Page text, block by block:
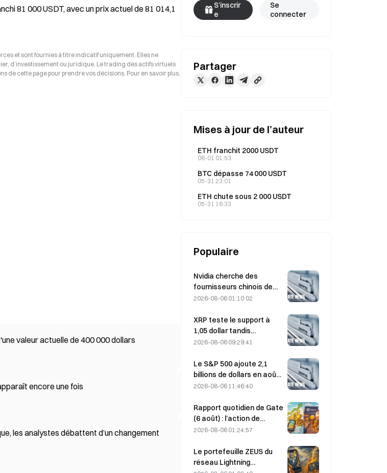
81 000 USDT, avec un prix actuel de 81 014,1
et sont fournies à titre indicatif uniquement. Elles ne
d’investissement ou juridique. Le trading des actifs virtuels
de cette page pour prendre vos décisions. Pour en savoir plus,
valeur actuelle de 400 000 dollars
encore une fois
les analystes débattent d’un changement
S’inscrir
e
Se
connecter
Partager
Mises à jour de l’auteur
ETH franchit 2000 USDT
06-01 01:53
BTC dépasse 74 000 USDT
05-31 23:01
ETH chute sous 2 000 USDT
05-31 16:33
Populaire
Nvidia cherche des
fournisseurs chinois de
stations de base IA pour
6G
2026-08-06 01:10:02
XRP teste le support à
1,05 dollar tandis
qu’Ethereum se maintient
contexte de faible volume
2026-08-06 09:29:41
Le S&P 500 ajoute 2,1
billions de dollars en août,
en hausse de 3,12 %,
gagne que 2 %.
2026-08-06 11:46:40
Rapport quotidien de Gate
(6 août) : l’action de
préférence STRC de
fortement ; Block relève
ses prévisions de
2026-08-06 01:24:57
Le portefeuille ZEUS du
réseau Lightning